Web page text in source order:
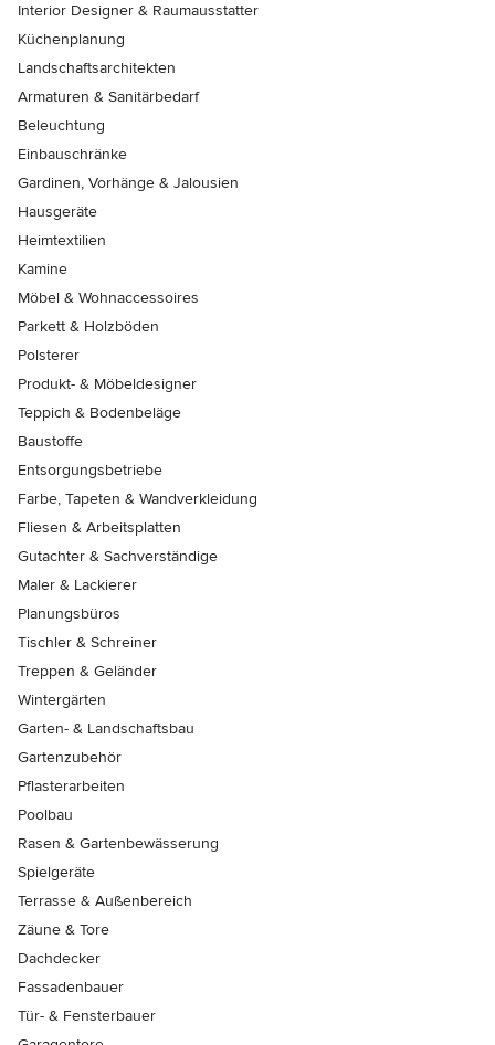
Interior Designer & Raumausstatter
Küchenplanung
Landschaftsarchitekten
Armaturen & Sanitärbedarf
Beleuchtung
Einbauschränke
Gardinen, Vorhänge & Jalousien
Hausgeräte
Heimtextilien
Kamine
Möbel & Wohnaccessoires
Parkett & Holzböden
Polsterer
Produkt- & Möbeldesigner
Teppich & Bodenbeläge
Baustoffe
Entsorgungsbetriebe
Farbe, Tapeten & Wandverkleidung
Fliesen & Arbeitsplatten
Gutachter & Sachverständige
Maler & Lackierer
Planungsbüros
Tischler & Schreiner
Treppen & Geländer
Wintergärten
Garten- & Landschaftsbau
Gartenzubehör
Pflasterarbeiten
Poolbau
Rasen & Gartenbewässerung
Spielgeräte
Terrasse & Außenbereich
Zäune & Tore
Dachdecker
Fassadenbauer
Tür- & Fensterbauer